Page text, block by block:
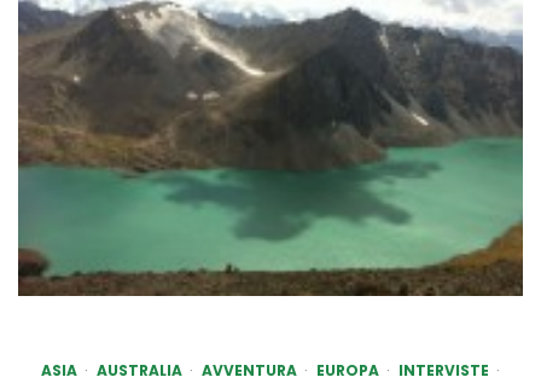
ASIA AUSTRALIA AVVENTURA EUROPA
INTERVISTE